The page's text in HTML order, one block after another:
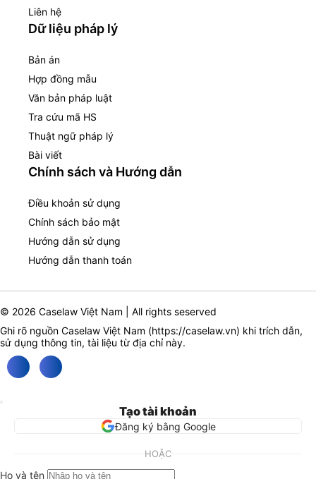
Liên hệ
Dữ liệu pháp lý
Bản án
Hợp đồng mẫu
Văn bản pháp luật
Tra cứu mã HS
Thuật ngữ pháp lý
Bài viết
Chính sách và Hướng dẫn
Điều khoản sử dụng
Chính sách bảo mật
Hướng dẫn sử dụng
Hướng dẫn thanh toán
© 2026 Caselaw Việt Nam | All rights seserved
Ghi rõ nguồn Caselaw Việt Nam (https://caselaw.vn) khi trích dẫn,
sử dụng thông tin, tài liệu từ địa chỉ này.
Tạo tài khoản
Đăng ký bằng Google
HOẶC
Họ và tên